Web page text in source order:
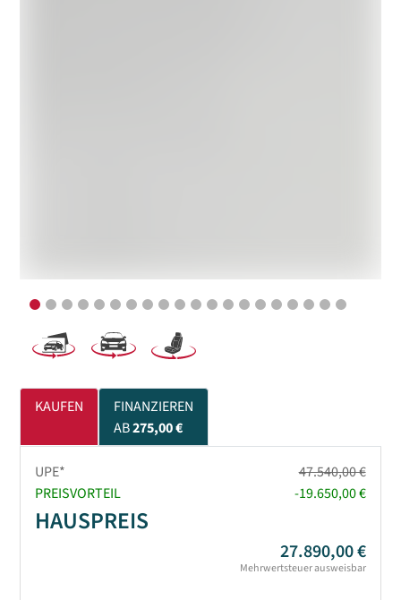
KAUFEN
FINANZIEREN
AB275,00 €
UPE*
47.540,00 €
PREISVORTEIL
-19.650,00 €
HAUSPREIS
27.890,00 €
Mehrwertsteuer ausweisbar